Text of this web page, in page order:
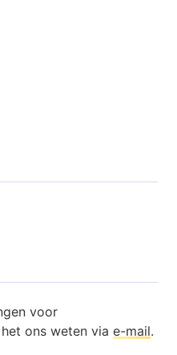
voor
ons weten via e-mail.